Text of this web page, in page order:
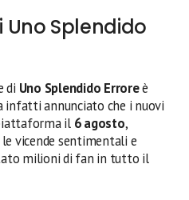
Uno Splendido
di Uno Splendido Erroreè
infatti annunciato che i nuovi
il 6 agosto,
vicende sentimentali e
milioni di fan in tutto il